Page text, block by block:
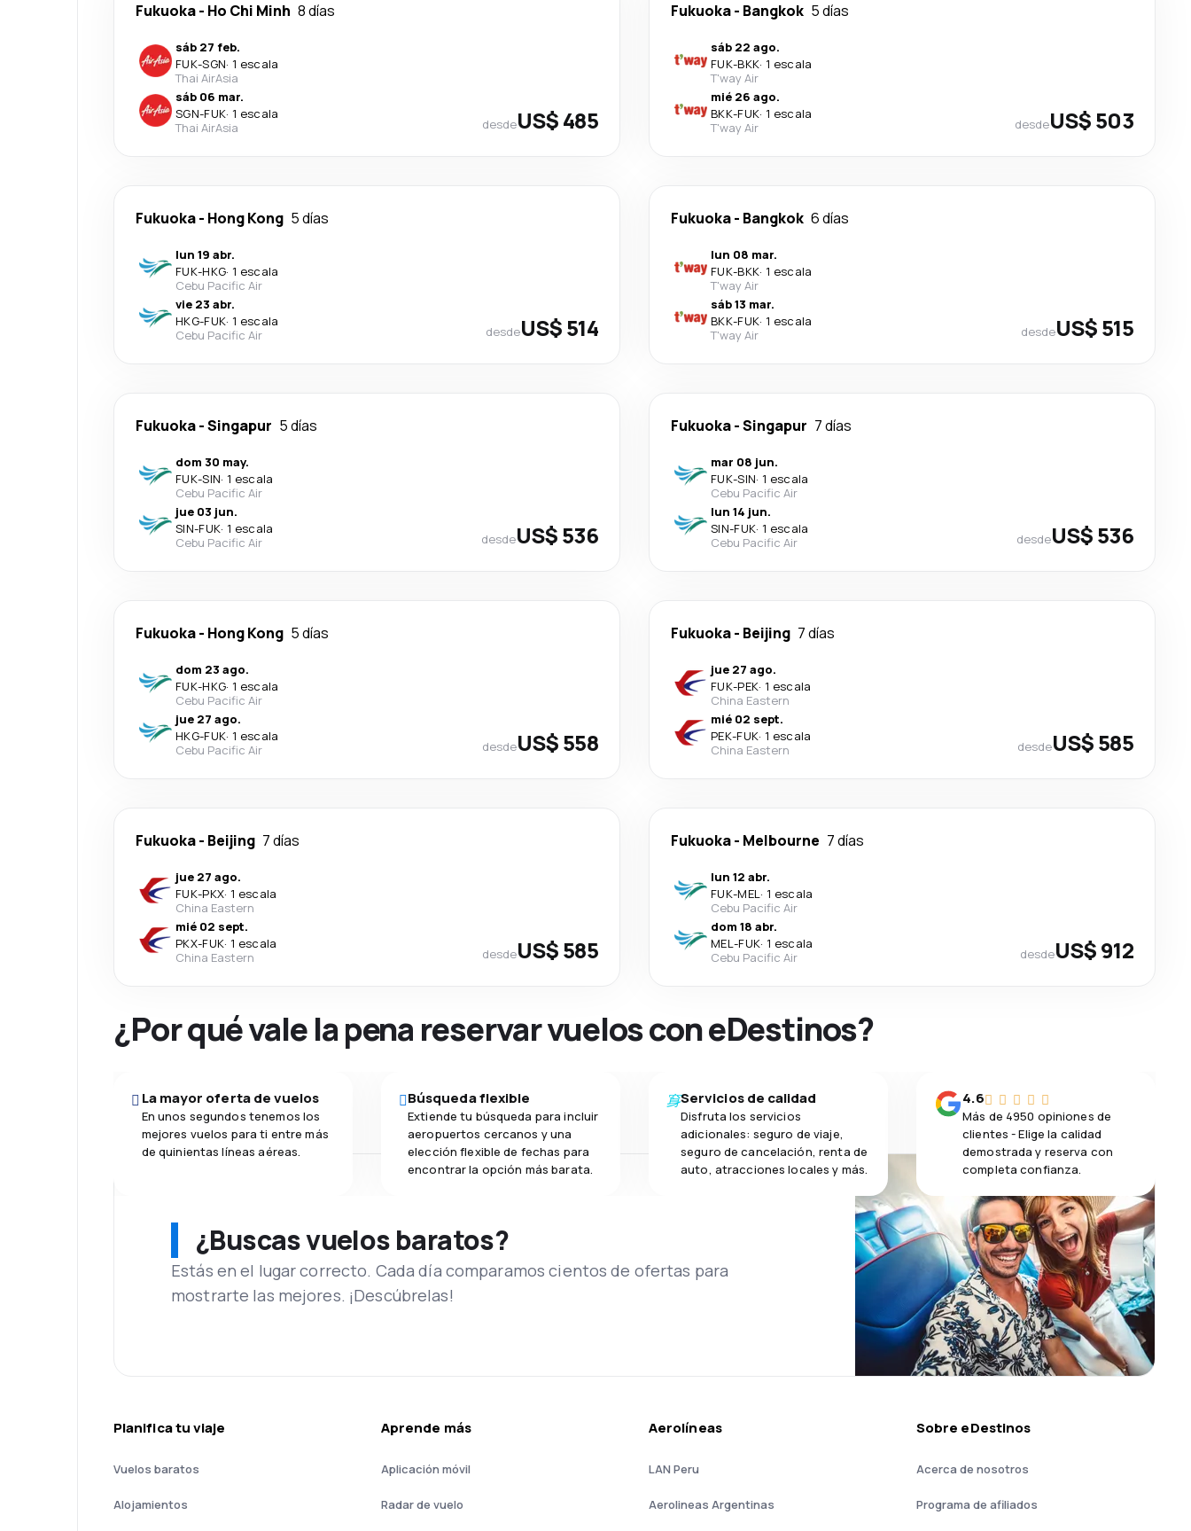
Fukuoka- Ho Chi Minh 8 días
sáb 27 feb.
FUK-SGN· 1 escala
Thai AirAsia
sáb 06 mar.
SGN-FUK· 1 escala
Thai AirAsia
desdeUS$ 485
Fukuoka- Bangkok 5 días
sáb 22 ago.
FUK-BKK· 1 escala
T'way Air
mié 26 ago.
BKK-FUK· 1 escala
T'way Air
desdeUS$ 503
Fukuoka- Hong Kong 5 días
lun 19 abr.
FUK-HKG· 1 escala
Cebu Pacific Air
vie 23 abr.
HKG-FUK· 1 escala
Cebu Pacific Air
desdeUS$ 514
Fukuoka- Bangkok 6 días
lun 08 mar.
FUK-BKK· 1 escala
T'way Air
sáb 13 mar.
BKK-FUK· 1 escala
T'way Air
desdeUS$ 515
Fukuoka-Singapur 5 días
dom 30 may.
FUK-SIN· 1 escala
Cebu Pacific Air
jue 03 jun.
SIN-FUK· 1 escala
Cebu Pacific Air
desdeUS$ 536
Fukuoka-Singapur 7 días
mar 08 jun.
FUK-SIN· 1 escala
Cebu Pacific Air
lun 14 jun.
SIN-FUK· 1 escala
Cebu Pacific Air
desdeUS$ 536
Fukuoka- Hong Kong 5 días
dom 23 ago.
FUK-HKG· 1 escala
Cebu Pacific Air
jue 27 ago.
HKG-FUK· 1 escala
Cebu Pacific Air
desdeUS$ 558
Fukuoka- Beijing 7 días
jue 27 ago.
FUK-PEK· 1 escala
China Eastern
mié 02 sept.
PEK-FUK· 1 escala
China Eastern
desdeUS$ 585
Fukuoka- Beijing 7 días
jue 27 ago.
FUK-PKX· 1 escala
China Eastern
mié 02 sept.
PKX-FUK· 1 escala
China Eastern
desdeUS$ 585
Fukuoka- Melbourne 7 días
lun 12 abr.
FUK-MEL· 1 escala
Cebu Pacific Air
dom 18 abr.
MEL-FUK· 1 escala
Cebu Pacific Air
desdeUS$ 912
¿Por qué vale la pena reservar vuelos con eDestinos?
La mayor oferta de vuelos
En unos segundos tenemos los
mejores vuelos para ti entre más
de quinientas líneas aéreas.
Búsqueda flexible
Extiende tu búsqueda para incluir
aeropuertos cercanos y una
elección flexible de fechas para
encontrar la opción más barata.
Servicios de calidad
Disfruta los servicios
adicionales: seguro de viaje,
seguro de cancelación, renta de
auto, atracciones locales y más.
4.6
Más de 4950 opiniones de
clientes - Elige la calidad
demostrada y reserva con
completa confianza.
¿Buscas vuelos baratos?
Estás en el lugar correcto. Cada día comparamos cientos de ofertas para
mostrarte las mejores. ¡Descúbrelas!
Planifica tu viaje
Vuelos baratos
Alojamientos
Aprende más
Aplicación móvil
Radar de vuelo
Aerolíneas
LAN Peru
Aerolineas Argentinas
Sobre eDestinos
Acerca de nosotros
Programa de afiliados